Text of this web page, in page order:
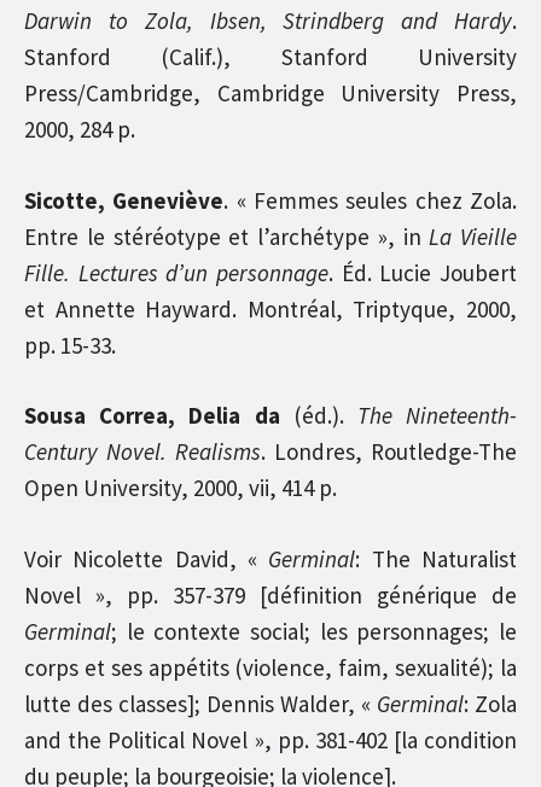
Darwin to Zola, Ibsen, Strindberg and Hardy.
Stanford (Calif.), Stanford University
Press/Cambridge, Cambridge University Press,
2000, 284 p.
Sicotte, Geneviève. « Femmes seules chez Zola.
Entre le stéréotype et l’archétype », in La Vieille
Fille. Lectures d’un personnage. Éd. Lucie Joubert
et Annette Hayward. Montréal, Triptyque, 2000,
pp. 15-33.
Sousa Correa, Delia da (éd.). The Nineteenth-
Century Novel. Realisms. Londres, Routledge-The
Open University, 2000, vii, 414 p.
Voir Nicolette David, « Germinal: The Naturalist
Novel », pp. 357-379 [définition générique de
Germinal; le contexte social; les personnages; le
corps et ses appétits (violence, faim, sexualité); la
lutte des classes]; Dennis Walder, « Germinal: Zola
and the Political Novel », pp. 381-402 [la condition
du peuple; la bourgeoisie; la violence].